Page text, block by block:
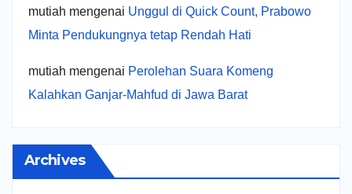
mutiah mengenai Unggul di Quick Count, Prabowo
Minta Pendukungnya tetap Rendah Hati
mutiah mengenai Perolehan Suara Komeng
Kalahkan Ganjar-Mahfud di Jawa Barat
Archives